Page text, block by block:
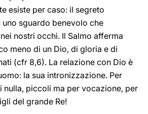
esiste per caso: il segreto
uno sguardo benevolo che
nostri occhi. Il Salmo afferma
meno di un Dio, di gloria e di
(cfr 8,6). La relazione con Dio è
la sua intronizzazione. Per
nulla, piccoli ma per vocazione, per
del grande Re!